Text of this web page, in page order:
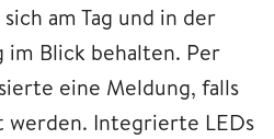
am Tag und in der
im Blick behalten. Per
eine Meldung, falls
werden. Integrierte LEDs